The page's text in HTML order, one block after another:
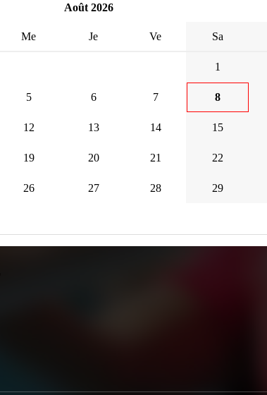
Août 2026
Me Je Ve Sa
1
5 6 7 8
12 13 14 15
19 20 21 22
26 27 28 29